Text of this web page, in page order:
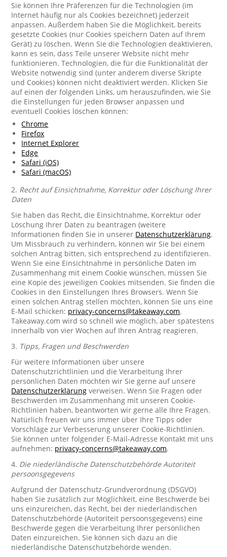
Sie können Ihre Präferenzen für die Technologien (im
Internet häufig nur als Cookies bezeichnet) jederzeit
anpassen. Außerdem haben Sie die Möglichkeit, bereits
gesetzte Cookies (nur Cookies speichern Daten auf Ihrem
Gerät) zu löschen. Wenn Sie die Technologien deaktivieren,
kann es sein, dass Teile unserer Website nicht mehr
funktionieren. Technologien, die für die Funktionalität der
Website notwendig sind (unter anderem diverse Skripte
und Cookies) können nicht deaktiviert werden. Klicken Sie
auf einen der folgenden Links, um herauszufinden, wie Sie
die Einstellungen für jeden Browser anpassen und
eventuell Cookies löschen können:
Chrome
Firefox
Internet Explorer
Edge
Safari (iOS)
Safari (macOS)
2. Recht auf Einsichtnahme, Korrektur oder Löschung Ihrer
Daten
Sie haben das Recht, die Einsichtnahme, Korrektur oder
Löschung Ihrer Daten zu beantragen (weitere
Informationen finden Sie in unserer Datenschutzerklärung.
Um Missbrauch zu verhindern, können wir Sie bei einem
solchen Antrag bitten, sich entsprechend zu identifizieren.
Wenn Sie eine Einsichtnahme in persönliche Daten im
Zusammenhang mit einem Cookie wünschen, müssen Sie
eine Kopie des jeweiligen Cookies mitsenden. Sie finden die
Cookies in den Einstellungen Ihres Browsers. Wenn Sie
einen solchen Antrag stellen möchten, können Sie uns eine
E-Mail schicken: privacy-concerns@takeaway.com.
Takeaway.com wird so schnell wie möglich, aber spätestens
innerhalb von vier Wochen auf Ihren Antrag reagieren.
3. Tipps, Fragen und Beschwerden
Für weitere Informationen über unsere
Datenschutzrichtlinien und die Verarbeitung Ihrer
persönlichen Daten möchten wir Sie gerne auf unsere
Datenschutzerklärung verweisen. Wenn Sie Fragen oder
Beschwerden im Zusammenhang mit unseren Cookie-
Richtlinien haben, beantworten wir gerne alle Ihre Fragen.
Natürlich freuen wir uns immer über Ihre Tipps oder
Vorschläge zur Verbesserung unserer Cookie-Richtlinien.
Sie können unter folgender E-Mail-Adresse Kontakt mit uns
aufnehmen: privacy-concerns@takeaway.com.
4. Die niederländische Datenschutzbehörde Autoriteit
persoonsgegevens
Aufgrund der Datenschutz-Grundverordnung (DSGVO)
haben Sie zusätzlich zur Möglichkeit, eine Beschwerde bei
uns einzureichen, das Recht, bei der niederländischen
Datenschutzbehörde (Autoriteit persoonsgegevens) eine
Beschwerde gegen die Verarbeitung Ihrer persönlichen
Daten einzureichen. Sie können sich dazu an die
niederländische Datenschutzbehörde wenden.